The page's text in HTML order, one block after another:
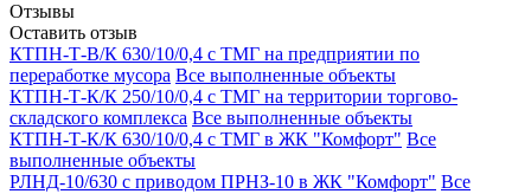
Отзывы
Оставить отзыв
КТПН-Т-В/К 630/10/0,4 с ТМГ на предприятии по
переработке мусора Все выполненные объекты
КТПН-Т-К/К 250/10/0,4 с ТМГ на территории торгово-
складского комплекса Все выполненные объекты
КТПН-Т-К/К 630/10/0,4 с ТМГ в ЖК "Комфорт" Все
выполненные объекты
РЛНД-10/630 с приводом ПРНЗ-10 в ЖК "Комфорт" Все